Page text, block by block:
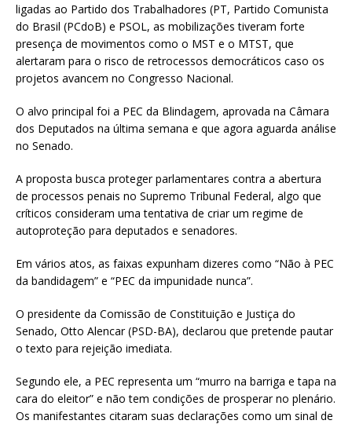
ligadas ao Partido dos Trabalhadores (PT, Partido Comunista
do Brasil (PCdoB) e PSOL, as mobilizações tiveram forte
presença de movimentos como o MST e o MTST, que
alertaram para o risco de retrocessos democráticos caso os
projetos avancem no Congresso Nacional.
O alvo principal foi a PEC da Blindagem, aprovada na Câmara
dos Deputados na última semana e que agora aguarda análise
no Senado.
A proposta busca proteger parlamentares contra a abertura
de processos penais no Supremo Tribunal Federal, algo que
críticos consideram uma tentativa de criar um regime de
autoproteção para deputados e senadores.
Em vários atos, as faixas expunham dizeres como “Não à PEC
da bandidagem” e “PEC da impunidade nunca”.
O presidente da Comissão de Constituição e Justiça do
Senado, Otto Alencar (PSD-BA), declarou que pretende pautar
o texto para rejeição imediata.
Segundo ele, a PEC representa um “murro na barriga e tapa na
cara do eleitor” e não tem condições de prosperar no plenário.
Os manifestantes citaram suas declarações como um sinal de